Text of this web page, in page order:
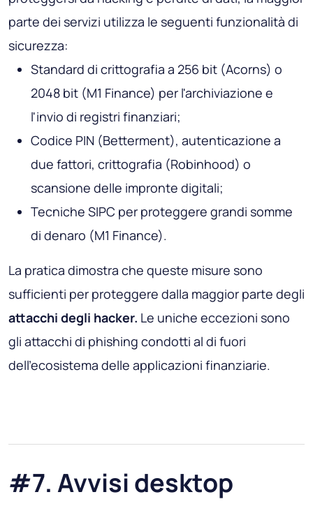
parte dei servizi utilizza le seguenti funzionalità di
sicurezza:
Standard di crittografia a 256 bit (Acorns) o
2048 bit (M1 Finance) per l'archiviazione e
l'invio di registri finanziari;
Codice PIN (Betterment), autenticazione a
due fattori, crittografia (Robinhood) o
scansione delle impronte digitali;
Tecniche SIPC per proteggere grandi somme
di denaro (M1 Finance).
La pratica dimostra che queste misure sono
sufficienti per proteggere dalla maggior parte degli
attacchi degli hacker. Le uniche eccezioni sono
gli attacchi di phishing condotti al di fuori
dell'ecosistema delle applicazioni finanziarie.
#7. Avvisi desktop